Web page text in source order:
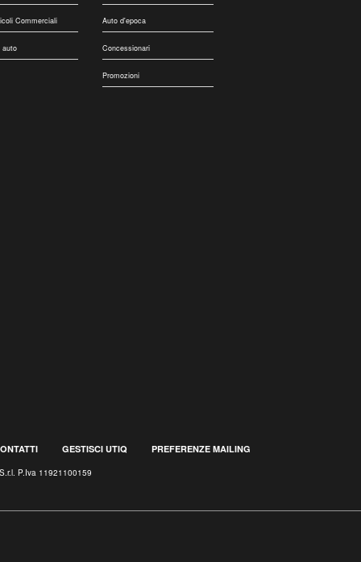
Commerciali
auto
Auto d'epoca
Concessionari
Promozioni
GESTISCI UTIQ PREFERENZE MAILING
P.Iva 11921100159